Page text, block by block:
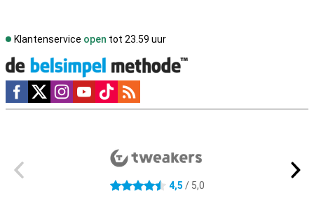
Klantenservice open tot 23.59 uur
Social media
4.5 sterren 4,5 / 5,0